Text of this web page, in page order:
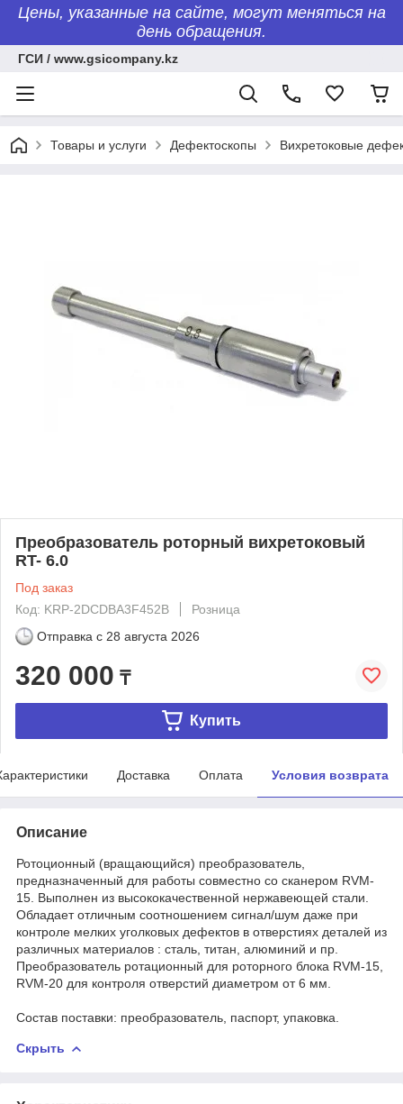
Цены, указанные на сайте, могут меняться на
день обращения.
ГСИ / www.gsicompany.kz
Товары и услуги Дефектоскопы Вихретоковые
Преобразователь роторный вихретоковый
RT- 6.0
Под заказ
Код: KRP-2DCDBA3F452B
Розница
Отправка с 28 августа 2026
320 000 ₸
Купить
Доставка Оплата Условия возврата
Описание
Ротоционный (вращающийся) преобразователь,
предназначенный для работы совместно со сканером RVM-
15. Выполнен из высококачественной нержавеющей стали.
Обладает отличным соотношением сигнал/шум даже при
контроле мелких уголковых дефектов в отверстиях деталей из
различных материалов : сталь, титан, алюминий и пр.
Преобразователь ротационный для роторного блока RVM-15,
RVM-20 для контроля отверстий диаметром от 6 мм.
Состав поставки: преобразователь, паспорт, упаковка.
Скрыть